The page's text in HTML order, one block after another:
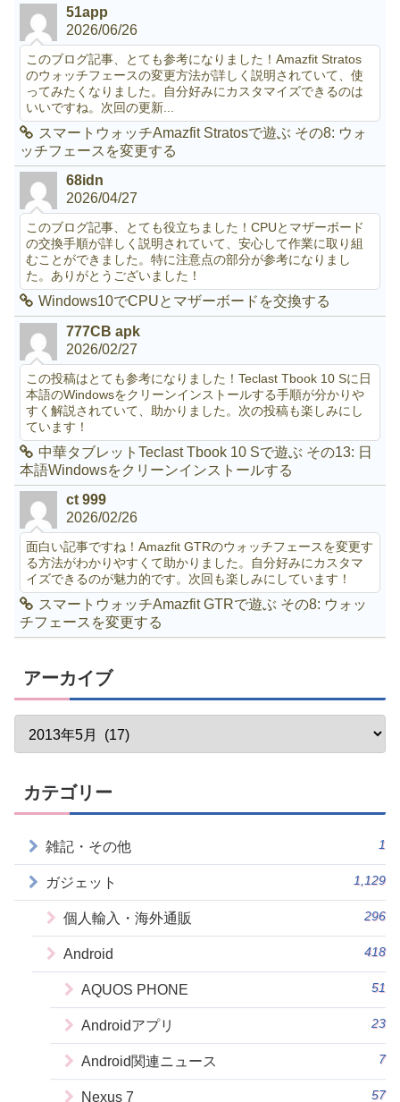
51app
2026/06/26
このブログ記事、とても参考になりました！Amazfit Stratos
のウォッチフェースの変更方法が詳しく説明されていて、使
ってみたくなりました。自分好みにカスタマイズできるのは
いいですね。次回の更新...
スマートウォッチAmazfit Stratosで遊ぶ その8: ウォ
ッチフェースを変更する
68idn
2026/04/27
このブログ記事、とても役立ちました！CPUとマザーボード
の交換手順が詳しく説明されていて、安心して作業に取り組
むことができました。特に注意点の部分が参考になりまし
た。ありがとうございました！
Windows10でCPUとマザーボードを交換する
777CB apk
2026/02/27
この投稿はとても参考になりました！Teclast Tbook 10 Sに日
本語のWindowsをクリーンインストールする手順が分かりや
すく解説されていて、助かりました。次の投稿も楽しみにし
ています！
中華タブレットTeclast Tbook 10 Sで遊ぶ その13: 日
本語Windowsをクリーンインストールする
ct 999
2026/02/26
面白い記事ですね！Amazfit GTRのウォッチフェースを変更す
る方法がわかりやすくて助かりました。自分好みにカスタマ
イズできるのが魅力的です。次回も楽しみにしています！
スマートウォッチAmazfit GTRで遊ぶ その8: ウォッ
チフェースを変更する
アーカイブ
カテゴリー
雑記・その他 1
ガジェット 1,129
個人輸入・海外通販 296
Android 418
AQUOS PHONE 51
Androidアプリ 23
Android関連ニュース 7
Nexus 7 57